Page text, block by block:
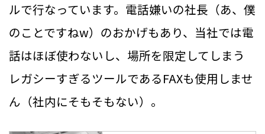
ルで行なっています。電話嫌いの社長（あ、僕
のことですねw）のおかげもあり、当社では電
話はほぼ使わないし、場所を限定してしまう
レガシーすぎるツールであるFAXも使用しませ
ん（社内にそもそもない）。